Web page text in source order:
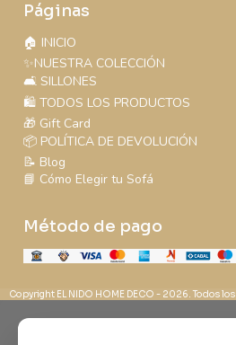
Páginas
🏠 INICIO
✨NUESTRA COLECCIÓN
🛋️ SILLONES
🛍️ TODOS LOS PRODUCTOS
🎁 Gift Card
📦 POLÍTICA DE DEVOLUCIÓN
📝 Blog
📘 Cómo Elegir tu Sofá
Método de pago
Copyright EL NIDO HOME DECO - 2026. Todos